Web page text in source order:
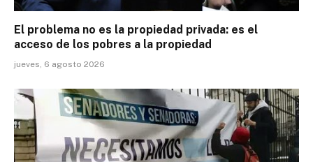
El problema no es la propiedad privada: es el
acceso de los pobres a la propiedad
jueves, 6 agosto 2026